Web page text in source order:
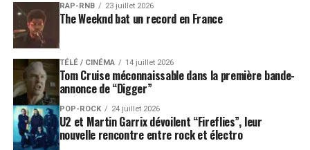
RAP-RNB 23 juillet 2026
The Weeknd bat un record en France
TÉLÉ / CINÉMA 14 juillet 2026
Tom Cruise méconnaissable dans la première bande-
annonce de “Digger”
POP-ROCK 24 juillet 2026
U2 et Martin Garrix dévoilent “Fireflies”, leur
nouvelle rencontre entre rock et électro